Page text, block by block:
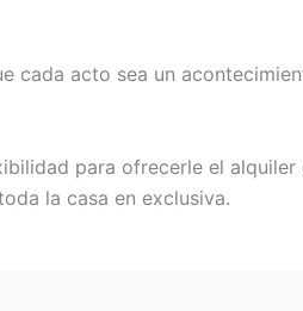
cada acto sea un
para ofrecerle el
la casa en exclusiva.